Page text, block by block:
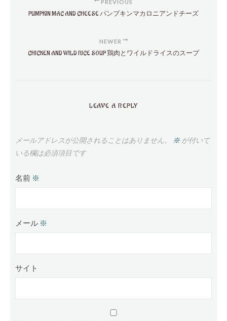
PREVIOUS
PUMPKIN MAC AND CHEESE パンプキンマカロニアンドチーズ
NEWER
CHICKEN AND WILD RICE SOUP 鶏肉とワイルドライスのスープ
LEAVE A REPLY
メールアドレスが公開されることはありません。 ※が付いて
いる欄は必須項目です
名前 ※
メール ※
サイト